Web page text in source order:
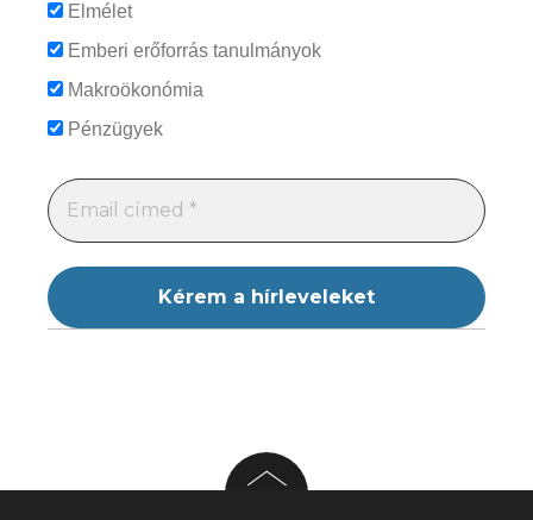
Elmélet
Emberi erőforrás tanulmányok
Makroökonómia
Pénzügyek